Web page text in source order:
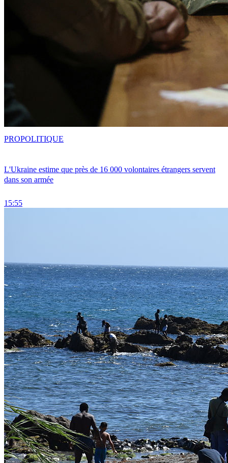
L'Ukraine estime que près de 16 000 volontaires étrangers servent
dans son armée
15:55
PROPOLITIQUE